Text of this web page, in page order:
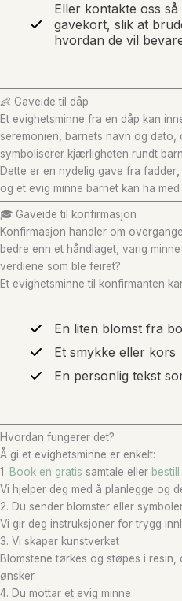
Eller kontakte oss
gavekort, slik at
hvordan de vil
👶 Gaveide til dåp
Et evighetsminne fra en dåp kan
seremonien, barnets navn og dato,
symboliserer kjærligheten rundt
Dette er en nydelig gave fra fadder,
og et evig minne barnet kan ha
🎓 Gaveide til konfirmasjon
Konfirmasjon handler om
bedre enn et håndlaget, varig
verdiene som ble feiret?
Et evighetsminne til konfirmanten
En liten blomst fra
Et smykke eller kors
En personlig tekst
Hvordan fungerer det?
Å gi et evighetsminne er enkelt:
1. Book en gratis samtale eller
Vi hjelper deg med å planlegge og
2. Du sender blomster eller
Vi gir deg instruksjoner for trygg
3. Vi skaper kunstverket
Blomstene tørkes og støpes i
ønsker.
4. Du mottar et evig minne